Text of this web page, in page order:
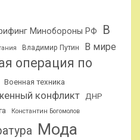
Минобороны РФ
В
Владимир Путин В мире
операция по
Военная техника
конфликт ДНР
Константин Богомолов
Мода